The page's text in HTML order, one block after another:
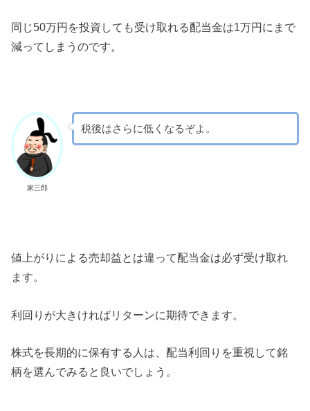
同じ50万円を投資しても受け取れる配当金は1万円にまで
減ってしまうのです。
家三郎
税後はさらに低くなるぞよ。
値上がりによる売却益とは違って配当金は必ず受け取れ
ます。
利回りが大きければリターンに期待できます。
株式を長期的に保有する人は、配当利回りを重視して銘
柄を選んでみると良いでしょう。